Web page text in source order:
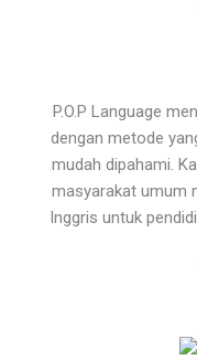
P.O.P Language
dengan metode
mudah dipahami.
masyarakat umum
Inggris untuk